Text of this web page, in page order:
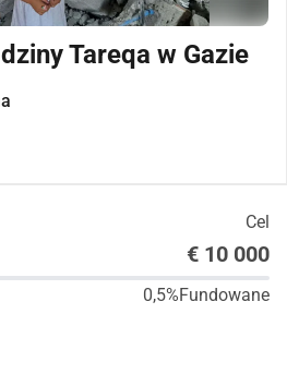
Tareqa w Gazie
Cel
€ 10 000
0,5%Fundowane